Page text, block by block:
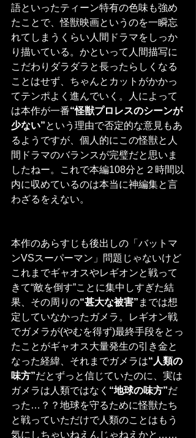
語といったティーン特有の色味も強め
たことで、怪獣映画というのを一瞬忘
れてしまうくらい人間ドラマをしっか
り描いている。かといって人間描写に
こだわりダラダラと長ったらしくなる
ことはせず、ちゃんとカットがかかっ
てテンポよく進んでいく。人によって
は本作が一番“怪獣プロレスのシーンが
少ない”という理由で否定的な意見もあ
るようですが、個人的にこの怪獣と人
間ドラマのバランスが完璧だと思いま
したねー。これで本編108分と２時間以
内に収めているのは本当に神編集と言
わざるをえない。
本作のあらすじも後出しの「バットマ
ンVSスーパーマン」問題じゃないけど
これまでギャオスやレギオンと戦って
きて“敵を倒す”ことに集中しすぎた結
果、その周りの“甚大な被害” までは想
定していなかったガメラ。レギオン戦
でガメラが(やむを得ず)最終手段をとっ
たことがギャオス大量発生の引き金と
なった経緯、それまでガメラは“人類の
味方”だとずっと信じていたのに、実は
ガメラは人類ではなく “地球の味方”だ
った…？？地球を守るために怪獣たち
と戦っていただけで人類のことはもう
気にしちゃいねえんじゃねえかと……